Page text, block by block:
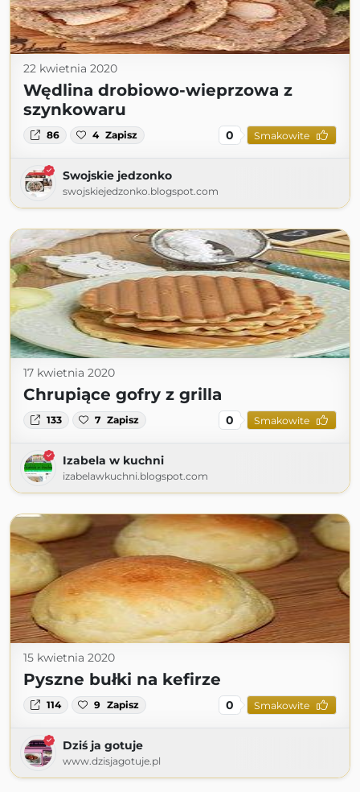
22 kwietnia 2020
Wędlina drobiowo-wieprzowa z
szynkowaru
86 4 Zapisz 0 Smakowite
Swojskie jedzonko
swojskiejedzonko.blogspot.com
17 kwietnia 2020
Chrupiące gofry z grilla
133 7 Zapisz 0 Smakowite
Izabela w kuchni
izabelawkuchni.blogspot.com
15 kwietnia 2020
Pyszne bułki na kefirze
114 9 Zapisz 0 Smakowite
Dziś ja gotuje
www.dzisjagotuje.pl